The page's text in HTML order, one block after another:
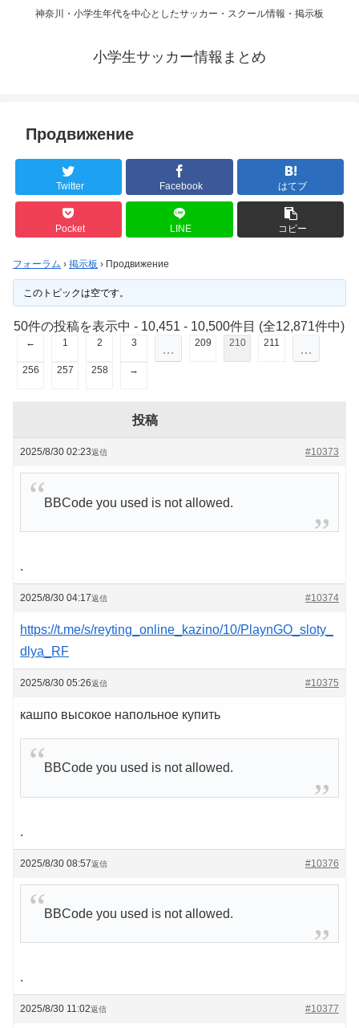
神奈川・小学生年代を中心としたサッカー・スクール情報・掲示板
小学生サッカー情報まとめ
Продвижение
Twitter Facebook はてブ
Pocket LINE コピー
フォーラム › 掲示板 › Продвижение
このトピックは空です。
50件の投稿を表示中 - 10,451 - 10,500件目 (全12,871件中)
← 1 2 3 … 209 210 211 …
256 257 258 →
投稿
2025/8/30 02:23 #10373
返信
BBCode you used is not allowed.
.
2025/8/30 04:17 #10374
返信
https://t.me/s/reyting_online_kazino/10/PlaynGO_sloty_
dlya_RF
2025/8/30 05:26 #10375
返信
кашпо высокое напольное купить
BBCode you used is not allowed.
.
2025/8/30 08:57 #10376
返信
BBCode you used is not allowed.
.
2025/8/30 11:02 #10377
返信